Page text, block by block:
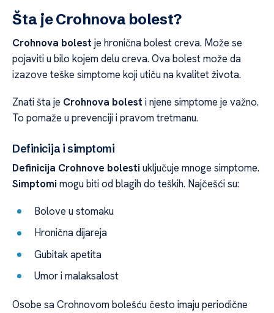
Šta je Crohnova bolest?
Crohnova bolest je hronična bolest creva. Može se
pojaviti u bilo kojem delu creva. Ova bolest može da
izazove teške simptome koji utiču na kvalitet života.
Znati šta je Crohnova bolest i njene simptome je važno.
To pomaže u prevenciji i pravom tretmanu.
Definicija i simptomi
Definicija Crohnove bolesti uključuje mnoge simptome.
Simptomi mogu biti od blagih do teških. Najčešći su:
Bolove u stomaku
Hronična dijareja
Gubitak apetita
Umor i malaksalost
Osobe sa Crohnovom bolešću često imaju periodične